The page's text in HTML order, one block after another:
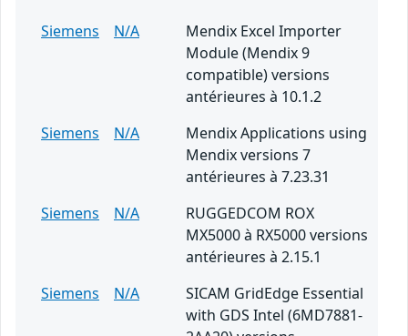
Siemens
N/A
Mendix Excel Importer
Module (Mendix 9
compatible) versions
antérieures à 10.1.2
Siemens
N/A
Mendix Applications using
Mendix versions 7
antérieures à 7.23.31
Siemens
N/A
RUGGEDCOM ROX
MX5000 à RX5000 versions
antérieures à 2.15.1
Siemens
N/A
SICAM GridEdge Essential
with GDS Intel (6MD7881-